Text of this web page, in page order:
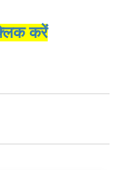
करें